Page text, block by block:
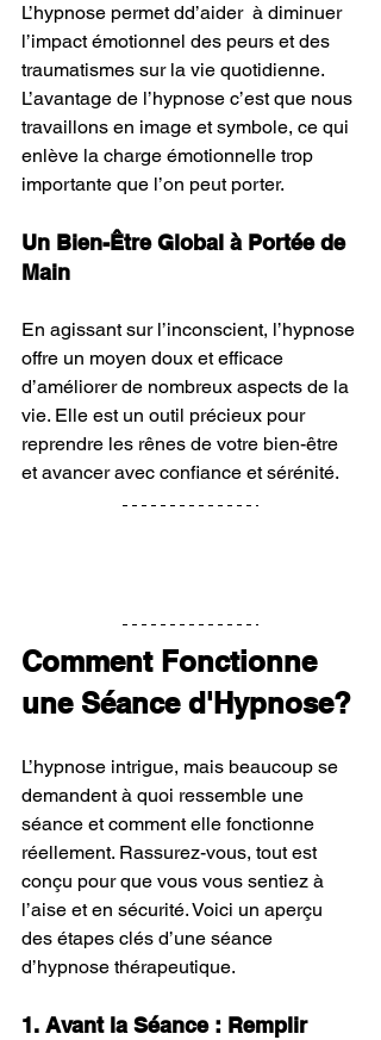
L’hypnose permet dd’aider  à diminuer
l’impact émotionnel des peurs et des
traumatismes sur la vie quotidienne.
L’avantage de l’hypnose c’est que nous
travaillons en image et symbole, ce qui
enlève la charge émotionnelle trop
importante que l’on peut porter.
Un Bien-Être Global à Portée de
Main
En agissant sur l’inconscient, l’hypnose
offre un moyen doux et efficace
d’améliorer de nombreux aspects de la
vie. Elle est un outil précieux pour
reprendre les rênes de votre bien-être
et avancer avec confiance et sérénité.
Comment Fonctionne
une Séance d'Hypnose?
L’hypnose intrigue, mais beaucoup se
demandent à quoi ressemble une
séance et comment elle fonctionne
réellement. Rassurez-vous, tout est
conçu pour que vous vous sentiez à
l’aise et en sécurité. Voici un aperçu
des étapes clés d’une séance
d’hypnose thérapeutique.
1. Avant la Séance : Remplir